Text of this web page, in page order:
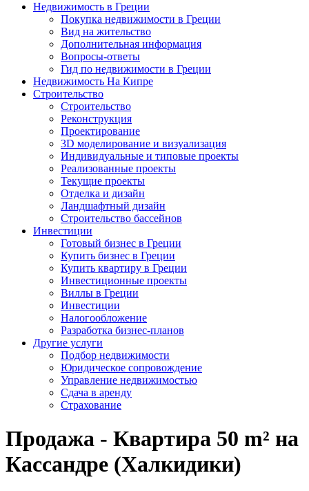
Недвижимость в Греции
Покупка недвижимости в Греции
Вид на жительство
Дополнительная информация
Вопросы-ответы
Гид по недвижимости в Греции
Недвижимость На Кипре
Строительство
Строительство
Реконструкция
Проектирование
3D моделирование и визуализация
Индивидуальные и типовые проекты
Реализованные проекты
Текущие проекты
Отделка и дизайн
Ландшафтный дизайн
Строительство бассейнов
Инвестиции
Готовый бизнес в Греции
Купить бизнес в Греции
Купить квартиру в Греции
Инвестиционные проекты
Виллы в Греции
Инвестиции
Налогообложение
Разработка бизнес-планов
Другие услуги
Подбор недвижимости
Юридическое сопровождение
Управление недвижимостью
Сдача в аренду
Страхование
Продажа - Квартира 50 m² на
Кассандре (Халкидики)